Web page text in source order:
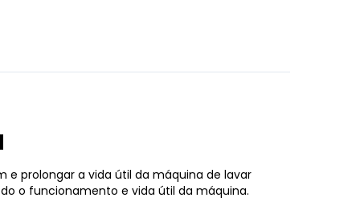
prolongar a vida útil da máquina de lavar
o funcionamento e vida útil da máquina.